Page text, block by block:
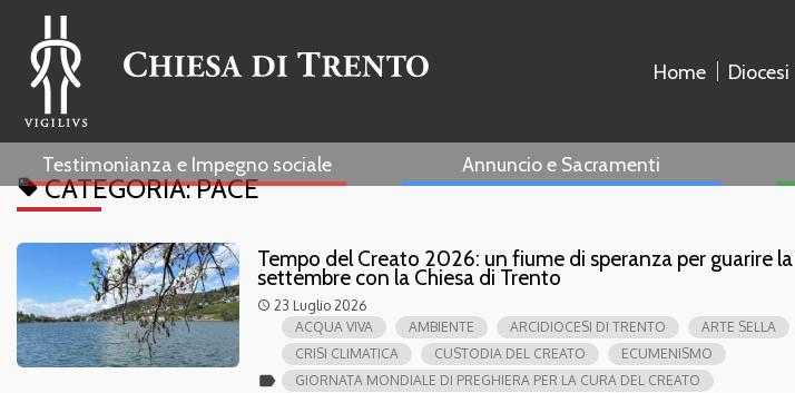
Home Diocesi
Testimonianza e Impegno sociale Annuncio e Sacramenti
local_offerCATEGORIA:PACE
Tempo del Creato 2026: un fiume di speranza per guarire
settembre con la Chiesa di Trento
access_time 23 Luglio 2026
label
ACQUA VIVA AMBIENTE ARCIDIOCESI DI TRENTO ARTE SELLA
CRISI CLIMATICA
CUSTODIA DEL CREATO
ECUMENISMO
GIORNATA MONDIALE DI PREGHIERA PER LA CURA DEL CREATO